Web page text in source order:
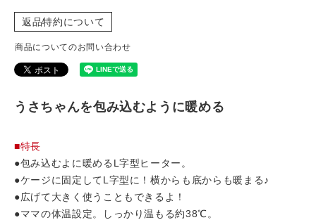
返品特約について
商品についてのお問い合わせ
うさちゃんを包み込むように暖める
■特長
●包み込むよに暖めるL字型ヒーター。
●ケージに固定してL字型に！横からも底からも暖まる♪
●広げて大きく使うこともできるよ！
●ママの体温設定。しっかり温もる約38℃。